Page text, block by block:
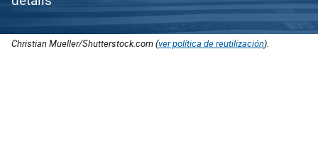
Christian Mueller/Shutterstock.com (ver política de reutilización).